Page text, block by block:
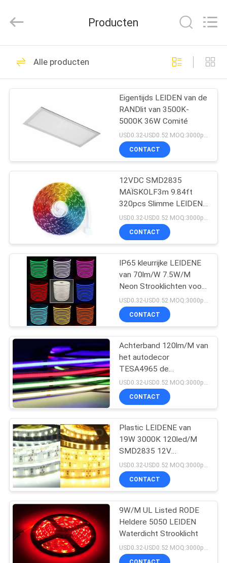
HUIS
PRODUCTEN
ONGEVEER
FABRIEKSREIS
KWALITEITSCONTROLE
CONTACTEER
ONS
VERZOEK
OM EEN
CITAAT
SITEMAP
PRIVACY
POLICY
Technology
Rights
Led Hid vervanging
39
LEIDENE
gloeidraadbol
28
GELEIDE G9-BOL
De LEIDENE Bol van
R7S
47
MAÏSKOLF geleide
strook
23
Producten
Alle producten
Eigentijds LEIDEN van de
RANDlit van 3500K-
5000K 36W Comité
USD0.32-USD0.52 MOQ:3000pcs
CONTACT
12VDC SMD2835
MAÏSKOLF3m 9.84ft
320pcs Slimme LEIDENE
Strook
CONTACT
IP65 kleurrijke LEIDENE
van 70lm/W 7.5W/M
Neon Strooklichten voor
ruimte
CONTACT
Achterband 120lm/M van
het autodecor
TESA4965 de
MAÏSKOLF LEIDENE van
15W 24V Strook
USD0.32-USD0.52 MOQ:3000pcs
CONTACT
Plastic LEIDENE van
19W 3000K 120led/M
SMD2835 12V
Strooklichten
USD0.32-USD0.52 MOQ:3000pcs
CONTACT
9W/M UL Listed RODE
Heldere 5050 LEIDEN
Waterdicht Strooklicht